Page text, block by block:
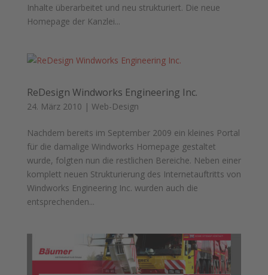
Inhalte überarbeitet und neu strukturiert. Die neue
Homepage der Kanzlei...
ReDesign Windworks Engineering Inc.
24. März 2010 | Web-Design
Nachdem bereits im September 2009 ein kleines Portal
für die damalige Windworks Homepage gestaltet
wurde, folgten nun die restlichen Bereiche. Neben einer
komplett neuen Strukturierung des Internetauftritts von
Windworks Engineering Inc. wurden auch die
entsprechenden...